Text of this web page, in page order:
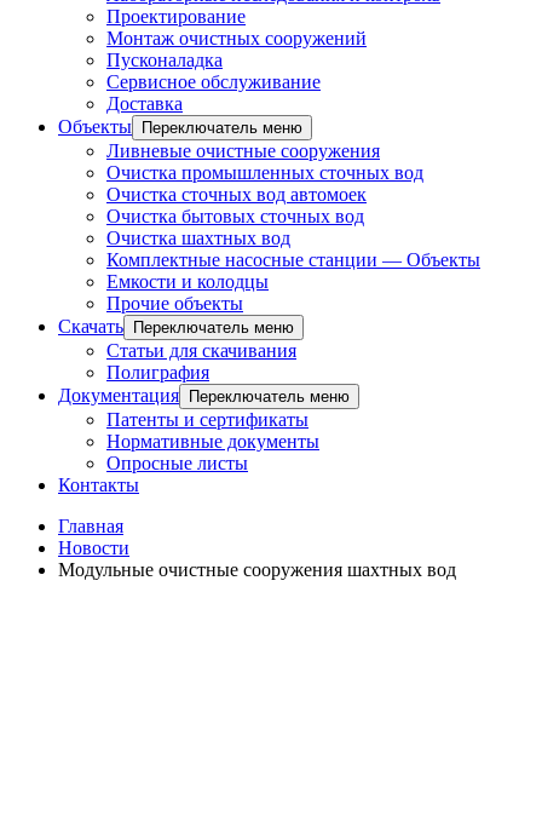
Проектирование
Монтаж очистных сооружений
Пусконаладка
Сервисное обслуживание
Доставка
Объекты
Переключатель меню
Ливневые очистные сооружения
Очистка промышленных сточных вод
Очистка сточных вод автомоек
Очистка бытовых сточных вод
Очистка шахтных вод
Комплектные насосные станции — Объекты
Емкости и колодцы
Прочие объекты
Скачать
Переключатель меню
Статьи для скачивания
Полиграфия
Документация
Переключатель меню
Патенты и сертификаты
Нормативные документы
Опросные листы
Контакты
Главная
Новости
Модульные очистные сооружения шахтных вод